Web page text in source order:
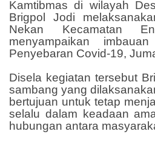
Kamtibmas di wilayah
Brigpol Jodi
Nekan Kecamatan
menyampaikan
Penyebaran Covid-19,
Disela kegiatan tersebut
sambang yang
bertujuan untuk tetap
selalu dalam keadaan
hubungan antara